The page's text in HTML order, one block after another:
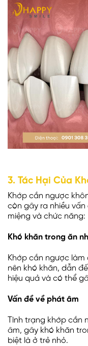
3. Tác Hại Của
Khớp cắn ngược
còn gây ra nhiều
miệng và chức năng:
Khó khăn trong ăn
Khớp cắn ngược
nên khó khăn, dẫn
hiệu quả và có thể
Vấn đề về phát âm
Tình trạng khớp
âm, gây khó khăn
biệt là ở trẻ nhỏ.